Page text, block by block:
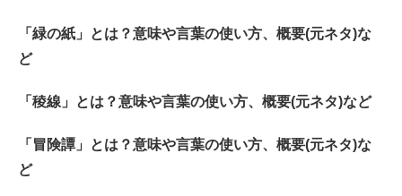
「緑の紙」とは？意味や言葉の使い方、概要(元ネタ)な
ど
「稜線」とは？意味や言葉の使い方、概要(元ネタ)など
「冒険譚」とは？意味や言葉の使い方、概要(元ネタ)な
ど